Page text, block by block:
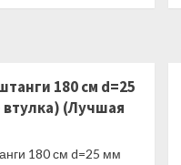
1520
180 см d=25
(Лучшая
180 см d=25 мм